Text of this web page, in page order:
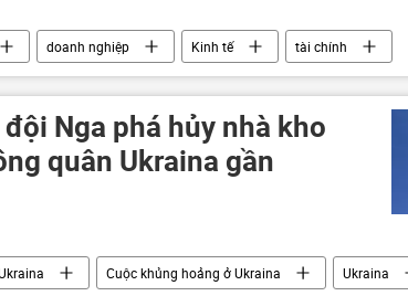
doanh nghiệp Kinh tế tài chính
đội Nga phá hủy nhà kho
quân Ukraina gần
Cuộc khủng hoảng ở Ukraina
Ukraina